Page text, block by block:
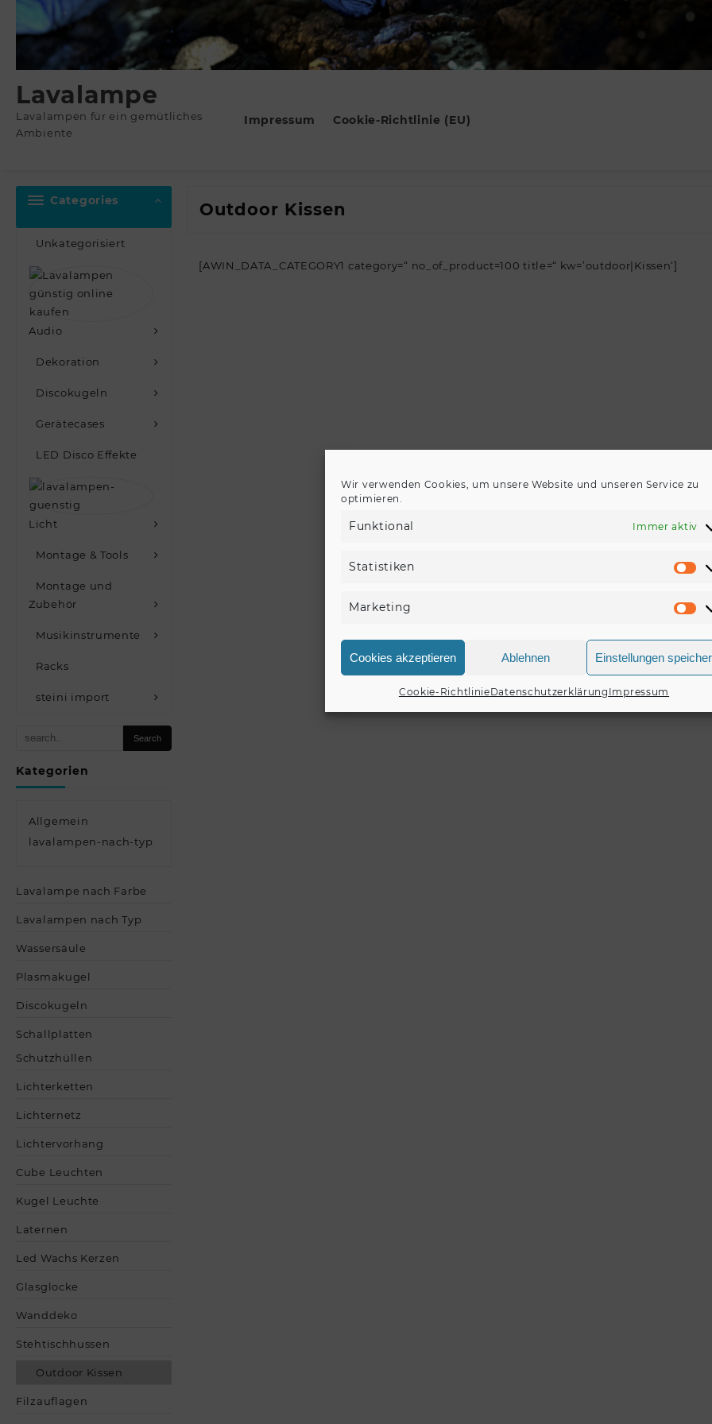
Wir verwenden Cookies, um unsere Website und unseren Service zu
optimieren.
Funktional Immer aktiv
Statistiken
Marketing
Cookies akzeptieren Ablehnen Einstellungen
Cookie-RichtlinieDatenschutzerklärung Impressum
Lavalampe
Lavalampen für ein gemütliches
Ambiente
Impressum Cookie-Richtlinie (EU)
Categories
Unkategorisiert
Audio
Dekoration
Discokugeln
Gerätecases
LED Disco Effekte
Licht
Montage & Tools
Montage und
Zubehör
Musikinstrumente
Racks
steini import
Kategorien
Allgemein
lavalampen-nach-typ
Lavalampe nach Farbe
Lavalampen nach Typ
Wassersäule
Plasmakugel
Discokugeln
Schallplatten
Schutzhüllen
Lichterketten
Lichternetz
Lichtervorhang
Cube Leuchten
Kugel Leuchte
Laternen
Led Wachs Kerzen
Glasglocke
Wanddeko
Stehtischhussen
Outdoor Kissen
Filzauflagen
Outdoor Kissen
[AWIN_DATA_CATEGORY1 category=“ no_of_product=100 title=“ kw=’outdoor|Kissen‘]